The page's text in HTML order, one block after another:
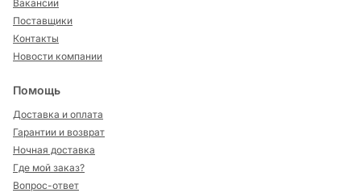
Вакансии
Поставщики
Контакты
Новости компании
Помощь
Доставка и оплата
Гарантии и возврат
Ночная доставка
Где мой заказ?
Вопрос-ответ